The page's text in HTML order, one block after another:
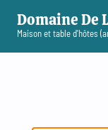
Domaine De
Maison et table d'hôtes